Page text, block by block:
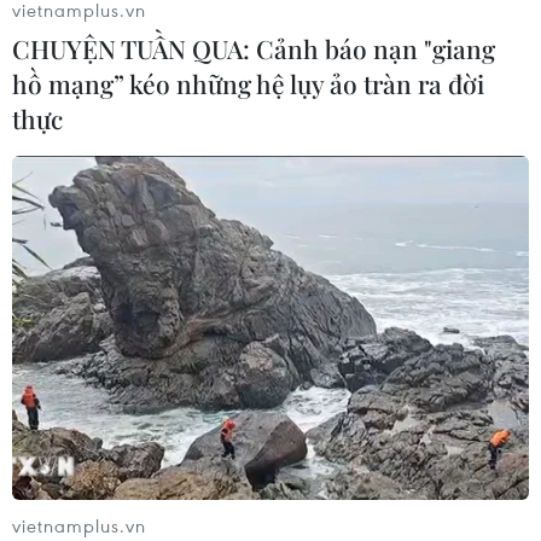
CƠ QUAN CHỦ QUẢN: THÔNG TẤN XÃ VIỆT NAM
Tổng Biên tập: TRẦN TIẾN DUẨN
Phó Tổng Biên tập: NGUYỄN THỊ TÁM, KHÚC THANH
THỦY
Sở hữu trí tuệ
Quy định sử dụng
RSS
Hỗ trợ
Ngôn ngữ
TTXVN
Dịch vụ tin
Quảng cáo
Liên hệ
vietnamplus.vn
CHUYỆN TUẦN QUA: Cảnh báo nạn "giang
hồ mạng” kéo những hệ lụy ảo tràn ra đời
thực
vietnamplus.vn